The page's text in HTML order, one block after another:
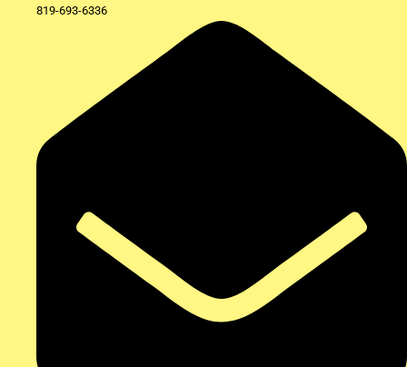
819-693-6336